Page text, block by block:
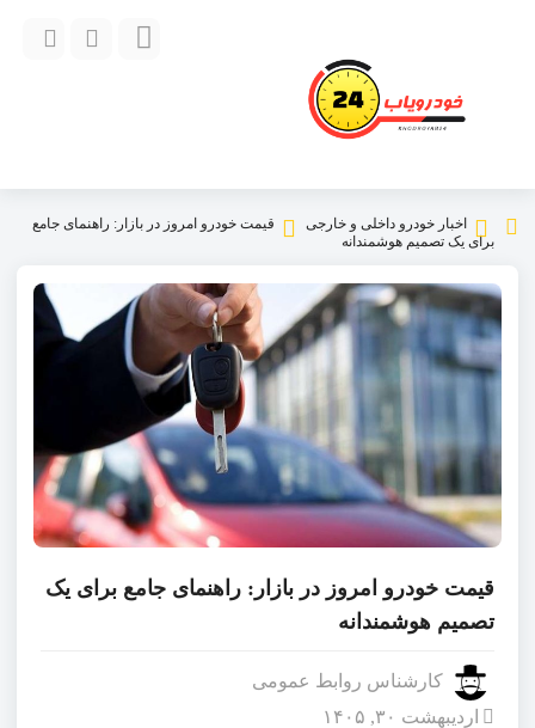
اخبار خودرو داخلی و خارجی
قیمت خودرو امروز در بازار: راهنمای جامع
برای یک تصمیم هوشمندانه
قیمت خودرو امروز در بازار: راهنمای جامع برای یک
تصمیم هوشمندانه
کارشناس روابط عمومی
اردیبهشت ۳۰, ۱۴۰۵